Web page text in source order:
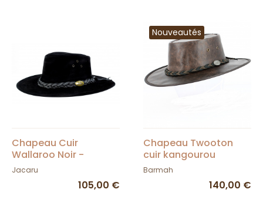
Chapeau Cuir
Wallaroo Noir -
Jacaru
Jacaru
105,00 €
Nouveautés
Chapeau Twooton
cuir kangourou
Squashy Vintage
Barmah
140,00 €